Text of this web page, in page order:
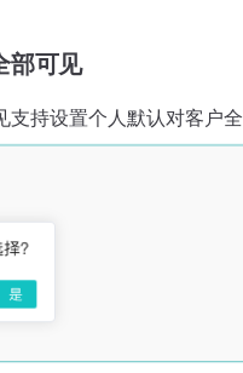
部可见
持设置个人默认对客户